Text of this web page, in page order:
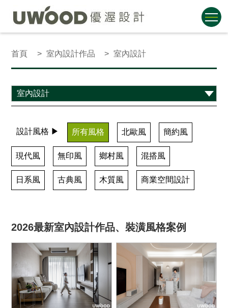
首頁 室內設計作品 室內設計
設計風格 ▶ 所有風格 北歐風 簡約風
現代風 無印風 鄉村風 混搭風
日系風 古典風 木質風 商業空間設計
2026最新室內設計作品、裝潢風格案例